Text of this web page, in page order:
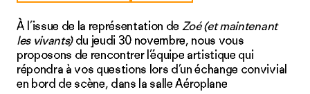
À l’issue de la représentation de Zoé (et maintenant
les vivants)du jeudi 30 novembre, nous vous
proposons de rencontrer l’équipe artistique qui
répondra à vos questions lors d’un échange convivial
en bord de scène, dans la salle Aéroplane